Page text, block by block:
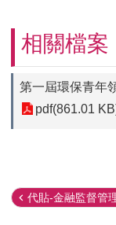
相關檔案
第一屆環保青年
pdf(861.01
代貼-金融監督管